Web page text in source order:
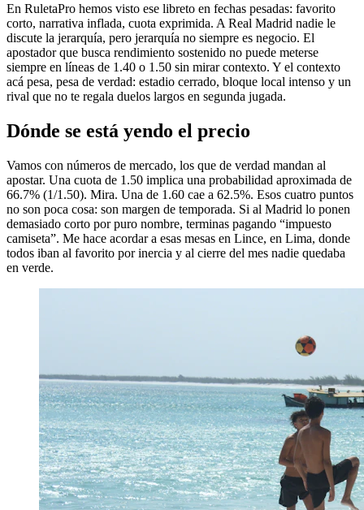
En RuletaPro hemos visto ese libreto en fechas pesadas: favorito
corto, narrativa inflada, cuota exprimida. A Real Madrid nadie le
discute la jerarquía, pero jerarquía no siempre es negocio. El
apostador que busca rendimiento sostenido no puede meterse
siempre en líneas de 1.40 o 1.50 sin mirar contexto. Y el contexto
acá pesa, pesa de verdad: estadio cerrado, bloque local intenso y un
rival que no te regala duelos largos en segunda jugada.
Dónde se está yendo el precio
Vamos con números de mercado, los que de verdad mandan al
apostar. Una cuota de 1.50 implica una probabilidad aproximada de
66.7% (1/1.50). Mira. Una de 1.60 cae a 62.5%. Esos cuatro puntos
no son poca cosa: son margen de temporada. Si al Madrid lo ponen
demasiado corto por puro nombre, terminas pagando “impuesto
camiseta”. Me hace acordar a esas mesas en Lince, en Lima, donde
todos iban al favorito por inercia y al cierre del mes nadie quedaba
en verde.